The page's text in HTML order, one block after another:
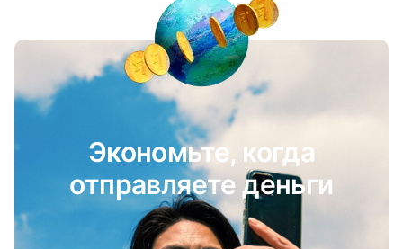
Экономьте, когда
отправляете деньги